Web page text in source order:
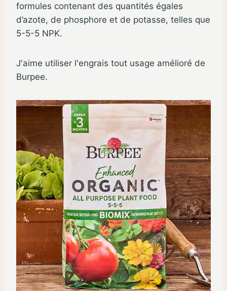
formules contenant des quantités égales
d’azote, de phosphore et de potasse, telles que
5-5-5 NPK.
J'aime utiliser l'engrais tout usage amélioré de
Burpee.